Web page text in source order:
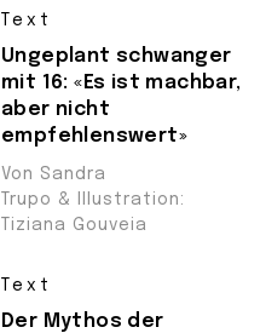
Text
Ungeplant schwanger
mit 16: «Es ist machbar,
aber nicht
empfehlenswert»
Von Sandra
Trupo & Illustration:
Tiziana Gouveia
Text
Der Mythos der